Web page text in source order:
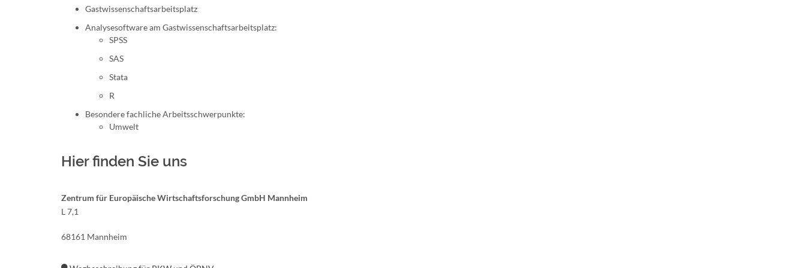
Gastwissenschaftsarbeitsplatz
Analysesoftware am Gastwissenschaftsarbeitsplatz:
SPSS
SAS
Stata
R
Besondere fachliche Arbeitsschwerpunkte:
Umwelt
Hier finden Sie uns
Zentrum für Europäische Wirtschaftsforschung GmbH Mannheim
L 7,1
68161 Mannheim